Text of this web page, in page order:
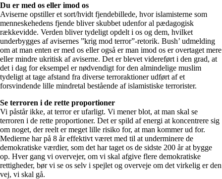
Du er med os eller imod os
Aviserne opstiller et sort/hvidt fjendebillede, hvor islamisterne som
menneskehedens fjende bliver skubbet udenfor al pædagogisk
rækkevidde. Verden bliver tydeligt opdelt i os og dem, hvilket
underbygges af avisernes ”krig mod terror”-retorik. Bush’ udmelding
om at man enten er med os eller også er man imod os er overtaget mere
eller mindre ukritisk af aviserne. Det er blevet videreført i den grad, at
det i dag for eksempel er nødvendigt for den almindelige muslim
tydeligt at tage afstand fra diverse terroraktioner udført af et
forsvindende lille mindretal bestående af islamistiske terrorister.
Se terroren i de rette proportioner
Vi påstår ikke, at terror er ufarligt. Vi mener blot, at man skal se
terroren i de rette proportioner. Det er spild af energi at koncentrere sig
om noget, der reelt er meget lille risiko for, at man kommer ud for.
Medierne har på 8 år effektivt været med til at underminere de
demokratiske værdier, som det har taget os de sidste 200 år at bygge
op. Hver gang vi overvejer, om vi skal afgive flere demokratiske
rettigheder, bør vi se os selv i spejlet og overveje om det virkelig er den
vej, vi skal gå.